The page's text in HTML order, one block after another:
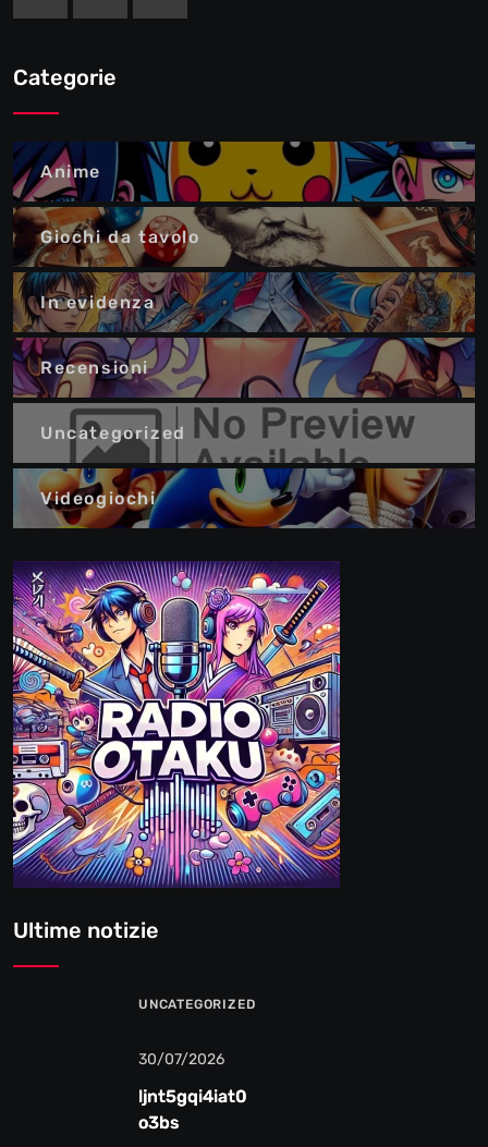
Categorie
Anime
Giochi da tavolo
In evidenza
Recensioni
Uncategorized
Videogiochi
Ultime notizie
UNCATEGORIZED
30/07/2026
ljnt5gqi4iat0
o3bs